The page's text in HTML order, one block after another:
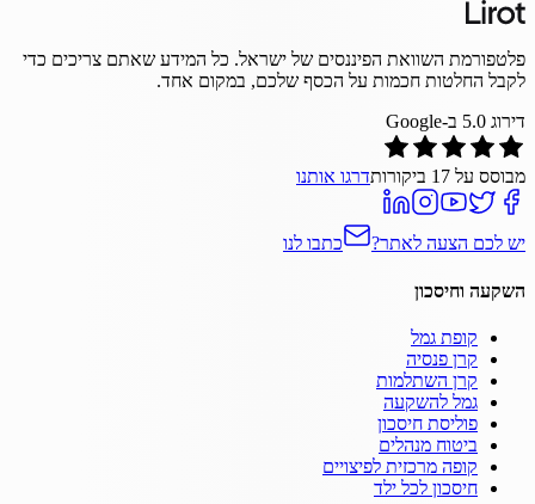
פלטפורמת השוואת הפיננסים של ישראל. כל המידע שאתם צריכים כדי
לקבל החלטות חכמות על הכסף שלכם, במקום אחד.
דירוג 5.0 ב-Google
מבוסס על 17 ביקורותדרגו אותנו
יש לכם הצעה לאתר? כתבו לנו
השקעה וחיסכון
קופת גמל
קרן פנסיה
קרן השתלמות
גמל להשקעה
פוליסת חיסכון
ביטוח מנהלים
קופה מרכזית לפיצויים
חיסכון לכל ילד